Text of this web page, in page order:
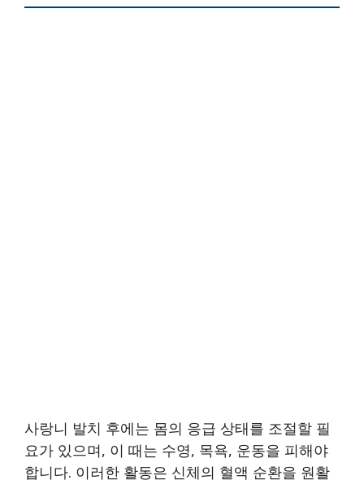
사랑니 발치 후에는 몸의 응급 상태를 조절할 필
요가 있으며, 이 때는 수영, 목욕, 운동을 피해야
합니다. 이러한 활동은 신체의 혈액 순환을 원활